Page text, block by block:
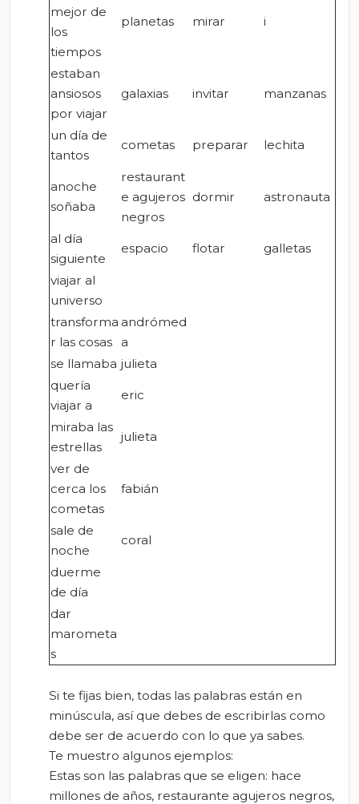
mejor de
los
tiempos
planetas mirar i
estaban
ansiosos
por viajar
galaxias invitar manzanas
un día de
tantos
cometas preparar lechita
anoche
soñaba
restaurant
e agujeros
negros
dormir astronauta
al día
siguiente
espacio flotar galletas
viajar al
universo
transforma
r las cosas
andrómed
a
se llamaba julieta
quería
viajar a
eric
miraba las
estrellas
julieta
ver de
cerca los
cometas
fabián
sale de
noche
coral
duerme
de día
dar
marometa
s
Si te fijas bien, todas las palabras están en
minúscula, así que debes de escribirlas como
debe ser de acuerdo con lo que ya sabes.
Te muestro algunos ejemplos:
Estas son las palabras que se eligen: hace
millones de años, restaurante agujeros negros,